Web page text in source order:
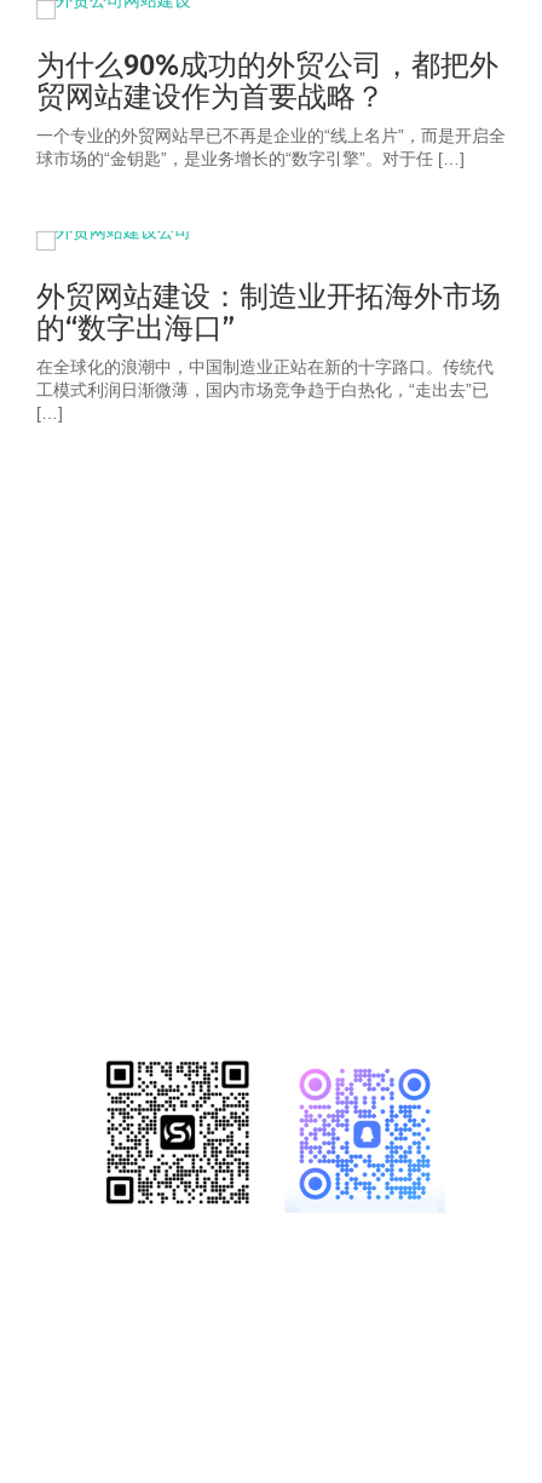
为什么90%成功的外贸公司，都把外
贸网站建设作为首要战略？
一个专业的外贸网站早已不再是企业的“线上名片”，而是开启全
球市场的“金钥匙”，是业务增长的“数字引擎”。对于任 […]
外贸网站建设：制造业开拓海外市场
的“数字出海口”
在全球化的浪潮中，中国制造业正站在新的十字路口。传统代
工模式利润日渐微薄，国内市场竞争趋于白热化，“走出去”已
[…]